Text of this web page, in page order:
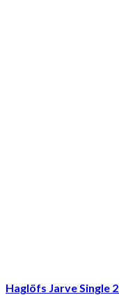
Haglöfs Jarve Single